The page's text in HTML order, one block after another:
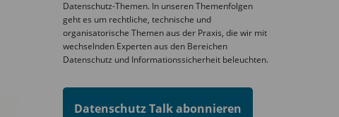
Datenschutz-Themen. In unseren Themenfolgen
geht es um rechtliche, technische und
organisatorische Themen aus der Praxis, die wir mit
wechselnden Experten aus den Bereichen
Datenschutz und Informationssicherheit beleuchten.
Datenschutz Talk abonnieren